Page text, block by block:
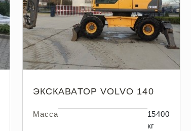
ЭКСКАВАТОР VOLVO 140
Масса
15400
кг